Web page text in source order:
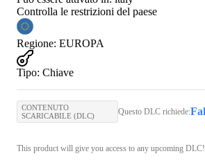
Controlla le restrizioni del paese
Regione: EUROPA
Tipo: Chiave
CONTENUTO
SCARICABILE (DLC)
Questo DLC richiede:
This product will give you access to any upcoming DLC!